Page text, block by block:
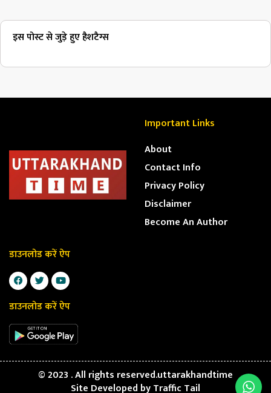
इस पोस्ट से जुड़े हुए हैशटैग्स
Important Links
About
Contact Info
Privacy Policy
Disclaimer
Become An Author
डाउनलोड करें ऐप
डाउनलोड करें ऐप
© 2023 . All rights reserved.uttarakhandtime
Site Developed byTraffic Tail